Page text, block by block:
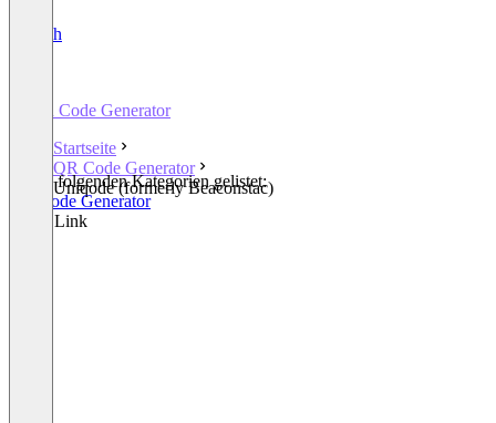
English
QR Code Generator
Startseite
QR Code Generator
Uniqode (formerly Beaconstac)
In den folgenden Kategorien gelistet:
QR Code Generator
Smart Link